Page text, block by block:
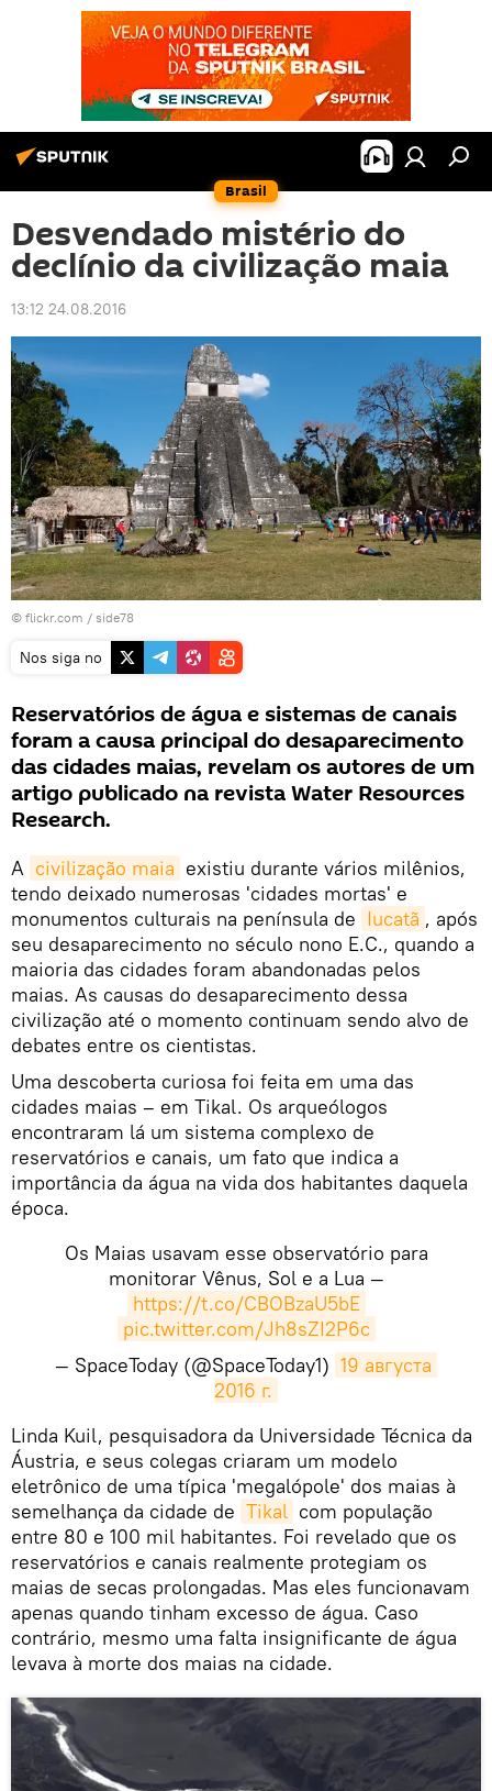
Brasil
Desvendado mistério do
declínio da civilização maia
13:12 24.08.2016
© flickr.com / side78
Nos siga no
Reservatórios de água e sistemas de canais
foram a causa principal do desaparecimento
das cidades maias, revelam os autores de um
artigo publicado na revista Water Resources
Research.
A civilização maia existiu durante vários milênios,
tendo deixado numerosas 'cidades mortas' e
monumentos culturais na península de Iucatã , após
seu desaparecimento no século nono E.C., quando a
maioria das cidades foram abandonadas pelos
maias. As causas do desaparecimento dessa
civilização até o momento continuam sendo alvo de
debates entre os cientistas.
Uma descoberta curiosa foi feita em uma das
cidades maias – em Tikal. Os arqueólogos
encontraram lá um sistema complexo de
reservatórios e canais, um fato que indica a
importância da água na vida dos habitantes daquela
época.
Os Maias usavam esse observatório para
monitorar Vênus, Sol e a Lua —
https://t.co/CBOBzaU5bE
pic.twitter.com/Jh8sZI2P6c
— SpaceToday (@SpaceToday1) 19 августа
2016 г.
Linda Kuil, pesquisadora da Universidade Técnica da
Áustria, e seus colegas criaram um modelo
eletrônico de uma típica 'megalópole' dos maias à
semelhança da cidade de Tikal com população
entre 80 e 100 mil habitantes. Foi revelado que os
reservatórios e canais realmente protegiam os
maias de secas prolongadas. Mas eles funcionavam
apenas quando tinham excesso de água. Caso
contrário, mesmo uma falta insignificante de água
levava à morte dos maias na cidade.